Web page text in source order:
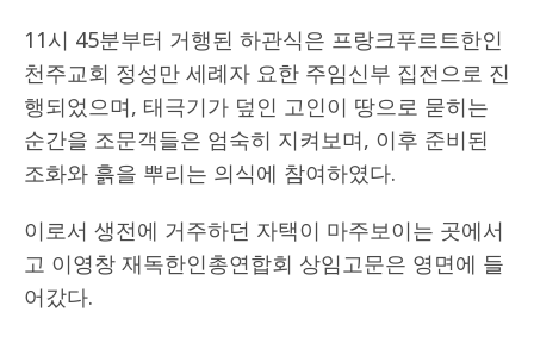
11시 45분부터 거행된 하관식은 프랑크푸르트한인
천주교회 정성만 세례자 요한 주임신부 집전으로 진
행되었으며, 태극기가 덮인 고인이 땅으로 묻히는
순간을 조문객들은 엄숙히 지켜보며, 이후 준비된
조화와 흙을 뿌리는 의식에 참여하였다.
이로서 생전에 거주하던 자택이 마주보이는 곳에서
고 이영창 재독한인총연합회 상임고문은 영면에 들
어갔다.